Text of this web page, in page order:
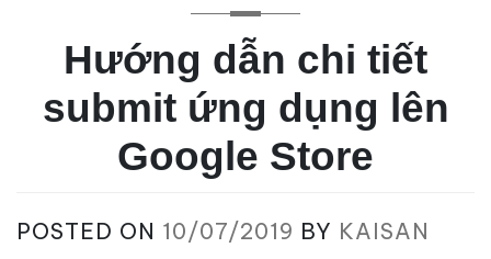
Hướng dẫn chi tiết
submit ứng dụng lên
Google Store
POSTED ON 10/07/2019 BY KAISAN